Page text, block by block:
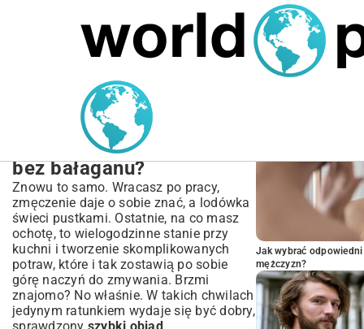
MARIUSZ ŁAMAGA 05.10.2025
Szybki obiad
jednogarnkowy przepis |
Jak gotować smacznie i
bez bałaganu?
Znowu to samo. Wracasz po pracy,
zmęczenie daje o sobie znać, a lodówka
świeci pustkami. Ostatnie, na co masz
ochotę, to wielogodzinne stanie przy
kuchni i tworzenie skomplikowanych
potraw, które i tak zostawią po sobie
górę naczyń do zmywania. Brzmi
znajomo? No właśnie. W takich chwilach
jedynym ratunkiem wydaje się być dobry,
Jak wybrać
mężczyzn?